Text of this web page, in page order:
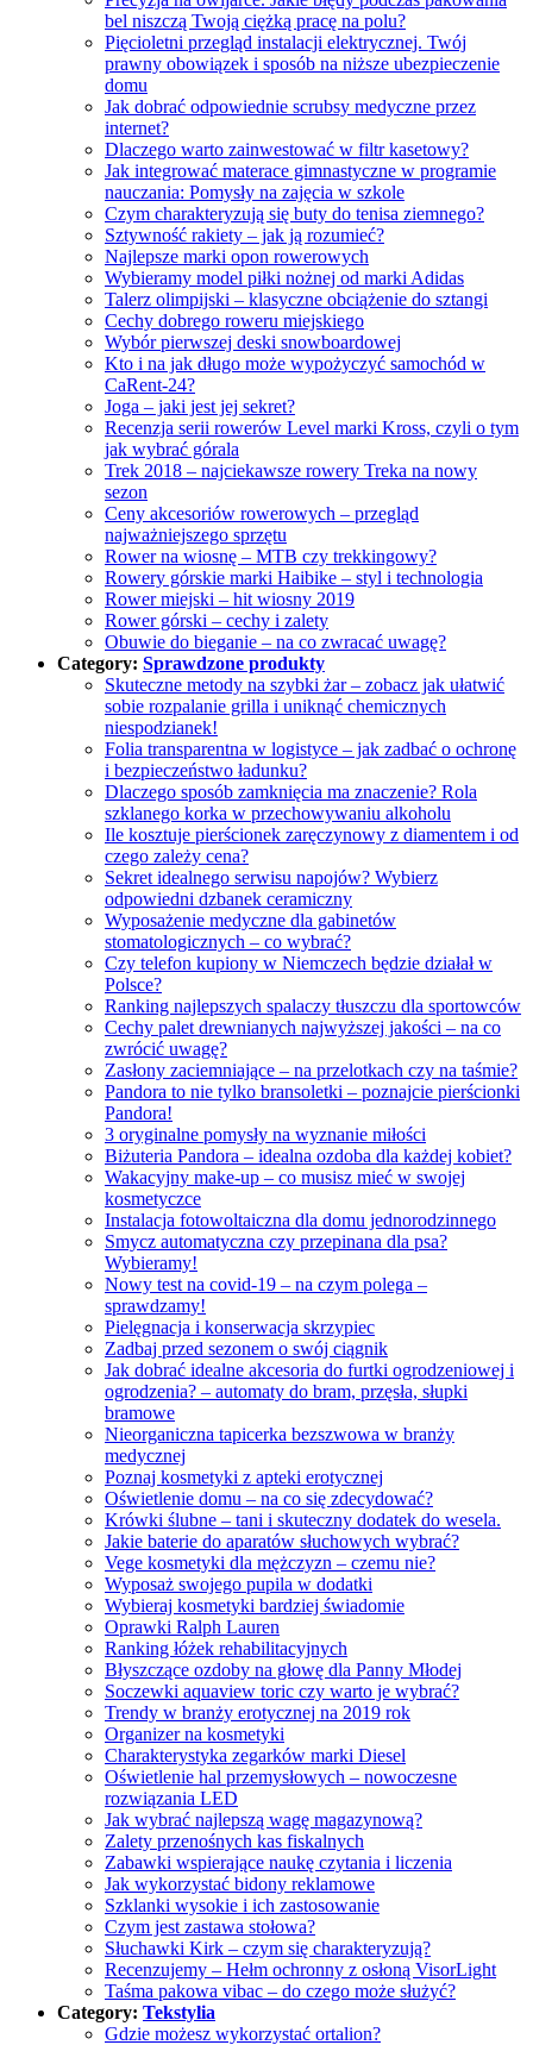
bel niszczą Twoją ciężką pracę na polu?
Pięcioletni przegląd instalacji elektrycznej. Twój
prawny obowiązek i sposób na niższe ubezpieczenie
domu
Jak dobrać odpowiednie scrubsy medyczne przez
internet?
Dlaczego warto zainwestować w filtr kasetowy?
Jak integrować materace gimnastyczne w programie
nauczania: Pomysły na zajęcia w szkole
Czym charakteryzują się buty do tenisa ziemnego?
Sztywność rakiety – jak ją rozumieć?
Najlepsze marki opon rowerowych
Wybieramy model piłki nożnej od marki Adidas
Talerz olimpijski – klasyczne obciążenie do sztangi
Cechy dobrego roweru miejskiego
Wybór pierwszej deski snowboardowej
Kto i na jak długo może wypożyczyć samochód w
CaRent-24?
Joga – jaki jest jej sekret?
Recenzja serii rowerów Level marki Kross, czyli o tym
jak wybrać górala
Trek 2018 – najciekawsze rowery Treka na nowy
sezon
Ceny akcesoriów rowerowych – przegląd
najważniejszego sprzętu
Rower na wiosnę – MTB czy trekkingowy?
Rowery górskie marki Haibike – styl i technologia
Rower miejski – hit wiosny 2019
Rower górski – cechy i zalety
Obuwie do bieganie – na co zwracać uwagę?
Category: Sprawdzone produkty
Skuteczne metody na szybki żar – zobacz jak ułatwić
sobie rozpalanie grilla i uniknąć chemicznych
niespodzianek!
Folia transparentna w logistyce – jak zadbać o ochronę
i bezpieczeństwo ładunku?
Dlaczego sposób zamknięcia ma znaczenie? Rola
szklanego korka w przechowywaniu alkoholu
Ile kosztuje pierścionek zaręczynowy z diamentem i od
czego zależy cena?
Sekret idealnego serwisu napojów? Wybierz
odpowiedni dzbanek ceramiczny
Wyposażenie medyczne dla gabinetów
stomatologicznych – co wybrać?
Czy telefon kupiony w Niemczech będzie działał w
Polsce?
Ranking najlepszych spalaczy tłuszczu dla sportowców
Cechy palet drewnianych najwyższej jakości – na co
zwrócić uwagę?
Zasłony zaciemniające – na przelotkach czy na taśmie?
Pandora to nie tylko bransoletki – poznajcie pierścionki
Pandora!
3 oryginalne pomysły na wyznanie miłości
Biżuteria Pandora – idealna ozdoba dla każdej kobiet?
Wakacyjny make-up – co musisz mieć w swojej
kosmetyczce
Instalacja fotowoltaiczna dla domu jednorodzinnego
Smycz automatyczna czy przepinana dla psa?
Wybieramy!
Nowy test na covid-19 – na czym polega –
sprawdzamy!
Pielęgnacja i konserwacja skrzypiec
Zadbaj przed sezonem o swój ciągnik
Jak dobrać idealne akcesoria do furtki ogrodzeniowej i
ogrodzenia? – automaty do bram, przęsła, słupki
bramowe
Nieorganiczna tapicerka bezszwowa w branży
medycznej
Poznaj kosmetyki z apteki erotycznej
Oświetlenie domu – na co się zdecydować?
Krówki ślubne – tani i skuteczny dodatek do wesela.
Jakie baterie do aparatów słuchowych wybrać?
Vege kosmetyki dla mężczyzn – czemu nie?
Wyposaż swojego pupila w dodatki
Wybieraj kosmetyki bardziej świadomie
Oprawki Ralph Lauren
Ranking łóżek rehabilitacyjnych
Błyszczące ozdoby na głowę dla Panny Młodej
Soczewki aquaview toric czy warto je wybrać?
Trendy w branży erotycznej na 2019 rok
Organizer na kosmetyki
Charakterystyka zegarków marki Diesel
Oświetlenie hal przemysłowych – nowoczesne
rozwiązania LED
Jak wybrać najlepszą wagę magazynową?
Zalety przenośnych kas fiskalnych
Zabawki wspierające naukę czytania i liczenia
Jak wykorzystać bidony reklamowe
Szklanki wysokie i ich zastosowanie
Czym jest zastawa stołowa?
Słuchawki Kirk – czym się charakteryzują?
Recenzujemy – Hełm ochronny z osłoną VisorLight
Taśma pakowa vibac – do czego może służyć?
Category: Tekstylia
Gdzie możesz wykorzystać ortalion?